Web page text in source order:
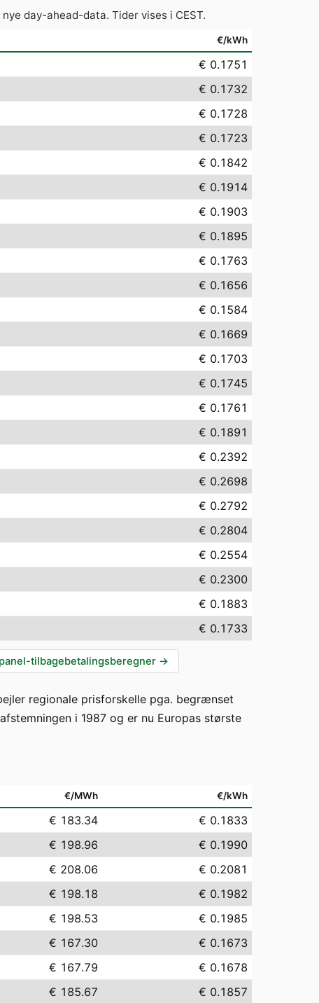
day-ahead-data. Tider vises i CEST.
€/kWh
€ 0.1751
€ 0.1732
€ 0.1728
€ 0.1723
€ 0.1842
€ 0.1914
€ 0.1903
€ 0.1895
€ 0.1763
€ 0.1656
€ 0.1584
€ 0.1669
€ 0.1703
€ 0.1745
€ 0.1761
€ 0.1891
€ 0.2392
€ 0.2698
€ 0.2792
€ 0.2804
€ 0.2554
€ 0.2300
€ 0.1883
€ 0.1733
tilbagebetalingsberegner →
regionale prisforskelle pga. begrænset
i 1987 og er nu Europas største
€/MWh €/kWh
€ 183.34
€ 0.1833
€ 198.96
€ 0.1990
€ 208.06
€ 0.2081
€ 198.18
€ 0.1982
€ 198.53
€ 0.1985
€ 167.30
€ 0.1673
€ 167.79
€ 0.1678
€ 185.67
€ 0.1857